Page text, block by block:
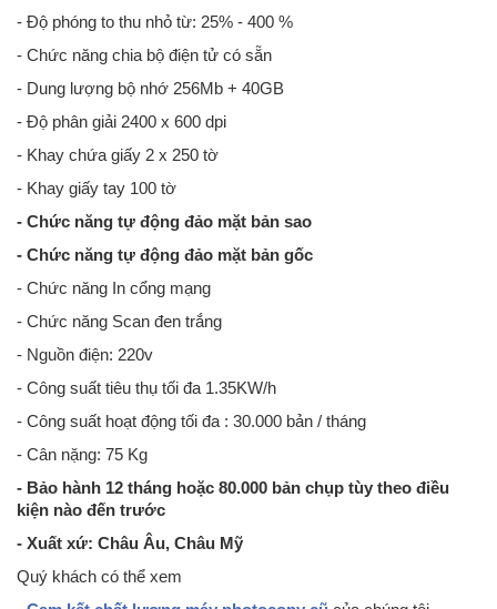
- Độ phóng to thu nhỏ từ: 25% - 400 %
- Chức năng chia bộ điện tử có sẵn
- Dung lượng bộ nhớ 256Mb + 40GB
- Độ phân giải 2400 x 600 dpi
- Khay chứa giấy 2 x 250 tờ
- Khay giấy tay 100 tờ
- Chức năng tự động đảo mặt bản sao
- Chức năng tự động đảo mặt bản gốc
- Chức năng In cổng mạng
- Chức năng Scan đen trắng
- Nguồn điện: 220v
- Công suất tiêu thụ tối đa 1.35KW/h
- Công suất hoạt động tối đa : 30.000 bản / tháng
- Cân nặng: 75 Kg
- Bảo hành 12 tháng hoặc 80.000 bản chụp tùy theo điều
kiện nào đến trước
- Xuất xứ: Châu Âu, Châu Mỹ
Quý khách có thể xem